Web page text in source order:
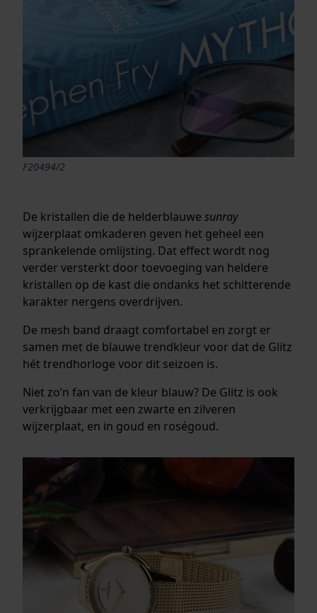
F20494/2
De kristallen die de helderblauwe sunray
wijzerplaat omkaderen geven het geheel een
sprankelende omlijsting. Dat effect wordt nog
verder versterkt door toevoeging van heldere
kristallen op de kast die ondanks het schitterende
karakter nergens overdrijven.
De mesh band draagt comfortabel en zorgt er
samen met de blauwe trendkleur voor dat de Glitz
hét trendhorloge voor dit seizoen is.
Niet zo’n fan van de kleur blauw? De Glitz is ook
verkrijgbaar met een zwarte en zilveren
wijzerplaat, en in goud en roségoud.